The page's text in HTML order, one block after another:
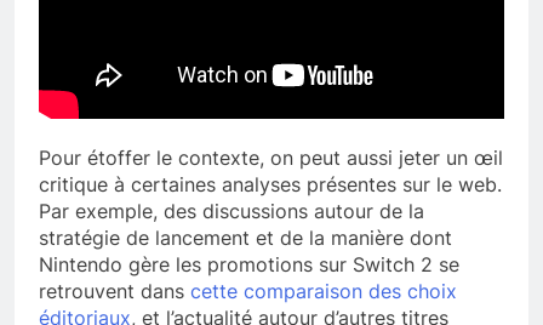
Pour étoffer le contexte, on peut aussi jeter un œil
critique à certaines analyses présentes sur le web.
Par exemple, des discussions autour de la
stratégie de lancement et de la manière dont
Nintendo gère les promotions sur Switch 2 se
retrouvent dans cette comparaison des choix
éditoriaux, et l’actualité autour d’autres titres